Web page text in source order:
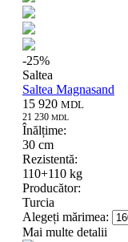
-25%
Saltea
Saltea Magnasand
15 920 MDL
21 230 MDL
Înălțime:
30 cm
Rezistentă:
110+110 kg
Producător:
Turcia
Alegeți mărimea:
Mai multe detalii